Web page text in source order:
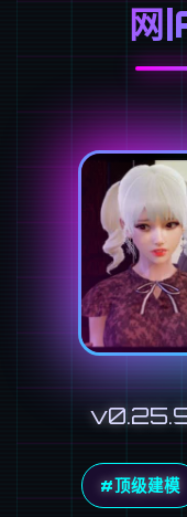
网
v0.25.9,
#顶级建模